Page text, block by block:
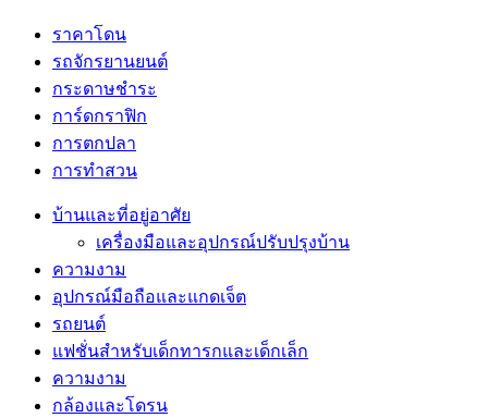
ราคาโดน
รถจักรยานยนต์
กระดาษชำระ
การ์ดกราฟิก
การตกปลา
การทำสวน
บ้านและที่อยู่อาศัย
เครื่องมือและอุปกรณ์ปรับปรุงบ้าน
ความงาม
อุปกรณ์มือถือและแกดเจ็ต
รถยนต์
แฟชั่นสำหรับเด็กทารกและเด็กเล็ก
ความงาม
กล้องและโดรน